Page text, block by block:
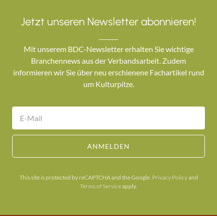
Jetzt unseren Newsletter abonnieren!
Mit unserem BDC-Newsletter erhalten Sie wichtige
Branchennews aus der Verbandsarbeit. Zudem
informieren wir Sie über neu erschienene Fachartikel rund
um Kulturpilze.
ANMELDEN
This site is protected by reCAPTCHA and the Google. Privacy Policyand
Terms of Serviceapply.